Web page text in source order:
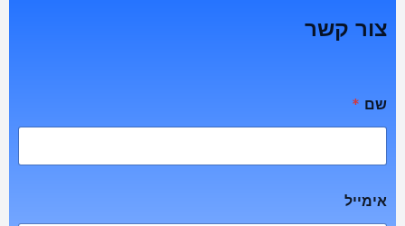
צור קשר
שם *
אימייל